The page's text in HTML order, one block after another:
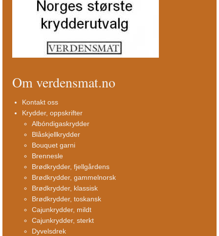
Om verdensmat.no
Kontakt oss
Krydder, oppskrifter
Albóndigaskrydder
Blåskjellkrydder
Bouquet garni
Brennesle
Brødkrydder, fjellgårdens
Brødkrydder, gammelnorsk
Brødkrydder, klassisk
Brødkrydder, toskansk
Cajunkrydder, mildt
Cajunkrydder, sterkt
Dyvelsdrek